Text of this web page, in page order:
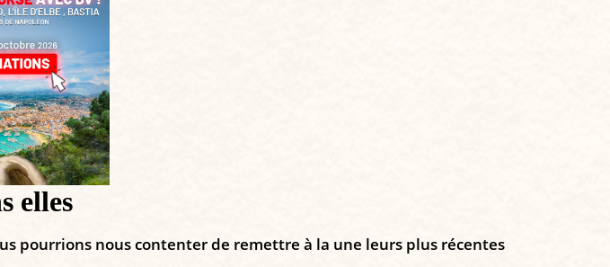
elles
pourrions nous contenter de remettre à la une leurs plus récentes